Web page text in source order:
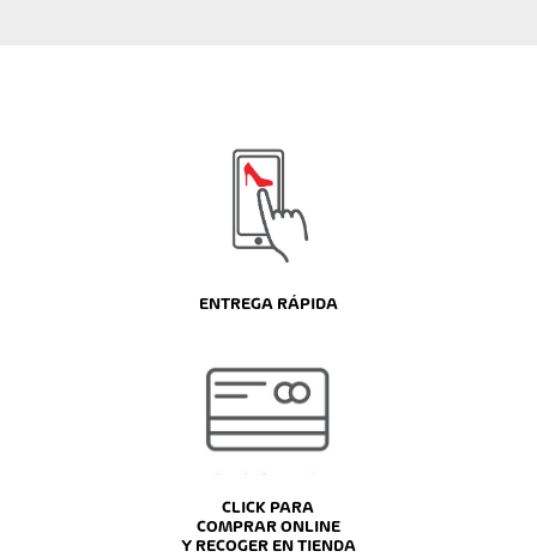
ENTREGA RÁPIDA
CLICK PARA
COMPRAR ONLINE
Y RECOGER EN TIENDA